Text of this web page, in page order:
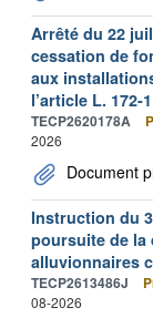
Arrêté du 22
cessation de
aux
l’article L. 172-
TECP2620178A
2026
Document
Instruction du
poursuite de la
alluvionnaires
TECP2613486J
08-2026